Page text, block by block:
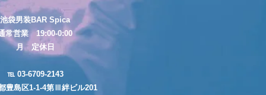
池袋男装BAR Spica
常営業 19:00-0:00
月 定休日
℡ 03-6709-2143
豊島区1-1-4第Ⅲ絆ビル201